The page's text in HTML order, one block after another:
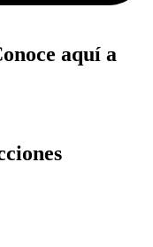
aquí a